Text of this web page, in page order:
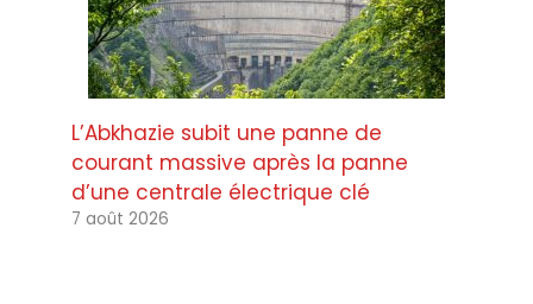
L’Abkhazie subit une panne de
courant massive après la panne
d’une centrale électrique clé
7 août 2026